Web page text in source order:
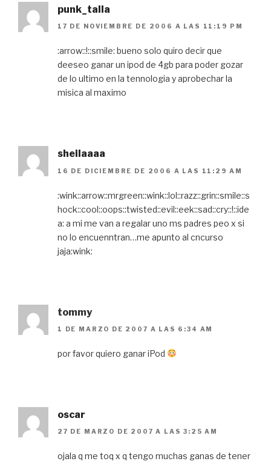
punk_talla
17 DE NOVIEMBRE DE 2006 A LAS 11:19 PM
:arrow::!::smile: bueno solo quiro decir que
deeseo ganar un ipod de 4gb para poder gozar
de lo ultimo en la tennologia y aprobechar la
misica al maximo
sheilaaaa
16 DE DICIEMBRE DE 2006 A LAS 11:29 AM
:wink::arrow::mrgreen::wink::lol::razz::grin::smile::s
hock::cool::oops::twisted::evil::eek::sad::cry::!::ide
a: a mi me van a regalar uno ms padres peo x si
no lo encuenntran…me apunto al cncurso
jaja:wink:
tommy
1 DE MARZO DE 2007 A LAS 6:34 AM
por favor quiero ganar iPod
oscar
27 DE MARZO DE 2007 A LAS 3:25 AM
ojala q me toq x q tengo muchas ganas de tener